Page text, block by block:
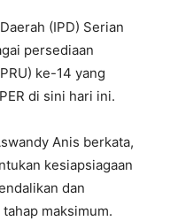
(IPD) Serian
persediaan
ke-14 yang
di sini hari ini.
Anis berkata,
kesiapsiagaan
dan
maksimum.